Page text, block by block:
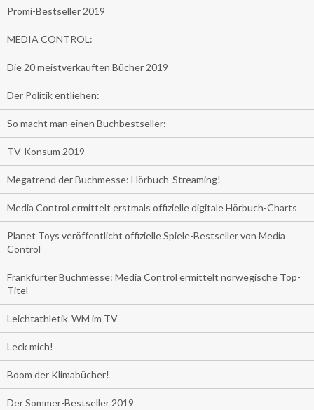
Promi-Bestseller 2019
MEDIA CONTROL:
Die 20 meistverkauften Bücher 2019
Der Politik entliehen:
So macht man einen Buchbestseller:
TV-Konsum 2019
Megatrend der Buchmesse: Hörbuch-Streaming!
Media Control ermittelt erstmals offizielle digitale Hörbuch-Charts
Planet Toys veröffentlicht offizielle Spiele-Bestseller von Media
Control
Frankfurter Buchmesse: Media Control ermittelt norwegische Top-
Titel
Leichtathletik-WM im TV
Leck mich!
Boom der Klimabücher!
Der Sommer-Bestseller 2019